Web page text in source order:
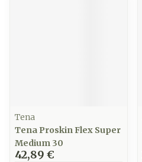
Tena
Tena Proskin Flex Super
Medium 30
42,89 €